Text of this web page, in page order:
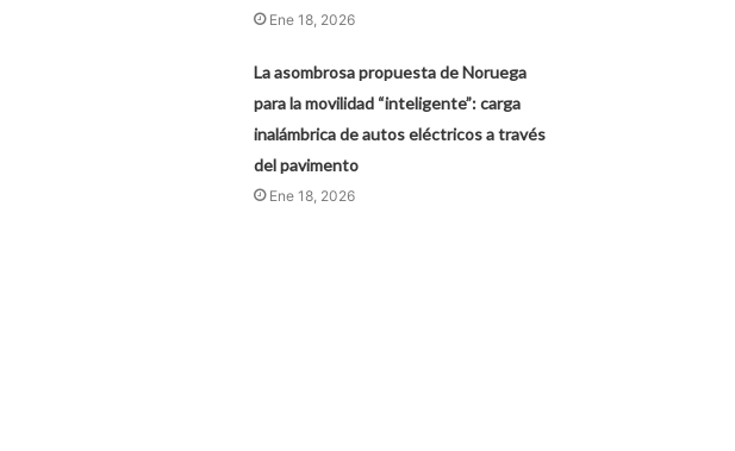
Ene 18, 2026
La asombrosa propuesta de Noruega
para la movilidad “inteligente”: carga
inalámbrica de autos eléctricos a través
del pavimento
Ene 18, 2026